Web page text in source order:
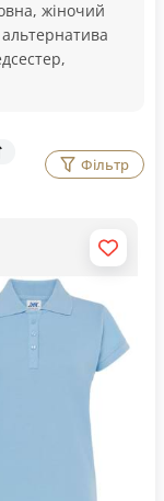
жіночий
альтернатива
Фільтр